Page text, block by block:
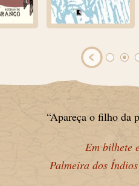
“Apareça o filho da
Em bilhete
Palmeira dos